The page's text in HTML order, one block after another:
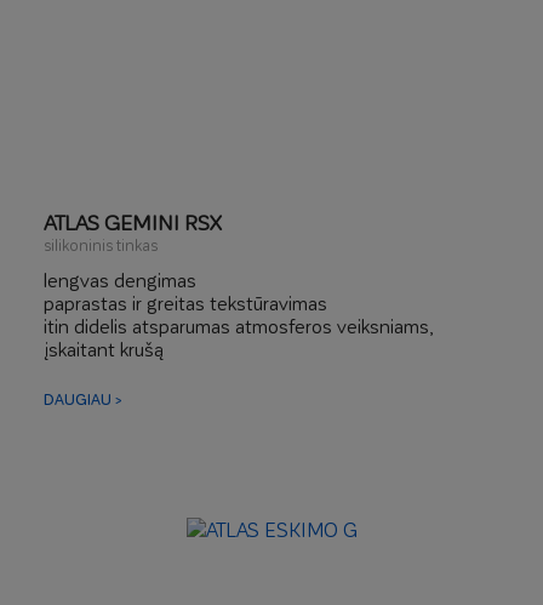
ATLAS GEMINI RSX
silikoninis tinkas
lengvas dengimas
paprastas ir greitas tekstūravimas
itin didelis atsparumas atmosferos veiksniams,
įskaitant krušą
atsparumas nešvarumams
mikroįtrūkimų uždengimas
DAUGIAU >